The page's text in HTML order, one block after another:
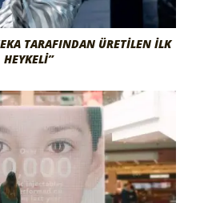
TARAFINDAN ÜRETILEN İLK
HEYKELI”